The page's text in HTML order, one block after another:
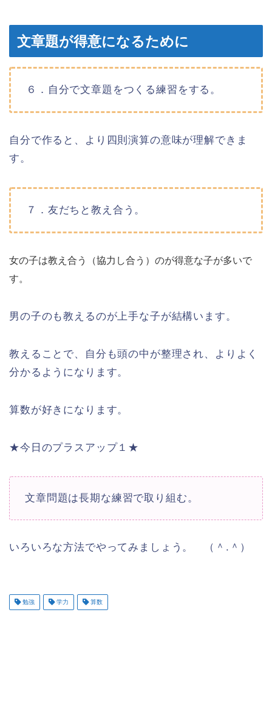
文章題が得意になるために
６．自分で文章題をつくる練習をする。
自分で作ると、より四則演算の意味が理解できま
す。
７．友だちと教え合う。
女の子は教え合う（協力し合う）のが得意な子が多いで
す。
男の子のも教えるのが上手な子が結構います。
教えることで、自分も頭の中が整理され、よりよく
分かるようになります。
算数が好きになります。
★今日のプラスアップ１★
文章問題は長期な練習で取り組む。
いろいろな方法でやってみましょう。 （＾.＾）
勉強 学力 算数